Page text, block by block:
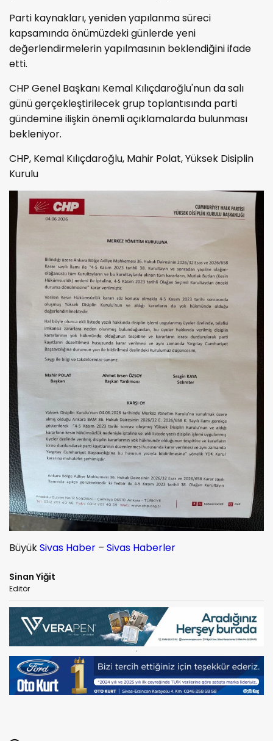
Parti kaynakları, yeniden yapılanma süreci
kapsamında önümüzdeki günlerde yeni
değerlendirmelerin yapılmasının beklendiğini ifade
etti.
CHP Genel Başkanı Kemal Kılıçdaroğlu'nun da salı
günü gerçekleştirilecek grup toplantısında parti
gündemine ilişkin önemli açıklamalarda bulunması
bekleniyor.
CHP, Kemal Kılıçdaroğlu, Mahir Polat, Yüksek Disiplin
Kurulu
BüyükSivas Haber – Sivas Haberler
Sinan Yiğit
Editör